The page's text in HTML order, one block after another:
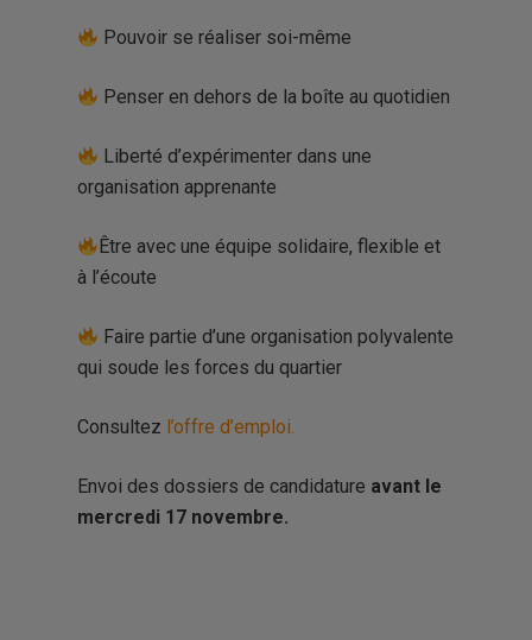
Pouvoir se réaliser soi-même
Penser en dehors de la boîte au quotidien
Liberté d’expérimenter dans une
organisation apprenante
Être avec une équipe solidaire, flexible et
à l’écoute
Faire partie d’une organisation polyvalente
qui soude les forces du quartier
Consultez l’offre d’emploi.
Envoi des dossiers de candidature avant le
mercredi 17 novembre.